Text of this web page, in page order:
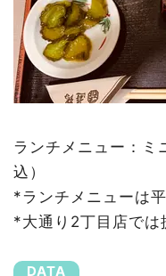
ランチメニュー：
込）
*ランチメニューは
*大通り2丁目店では